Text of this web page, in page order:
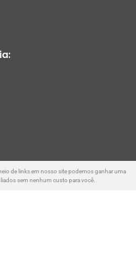
de links em nosso site podemos ganhar uma
sem nenhum custo para você.